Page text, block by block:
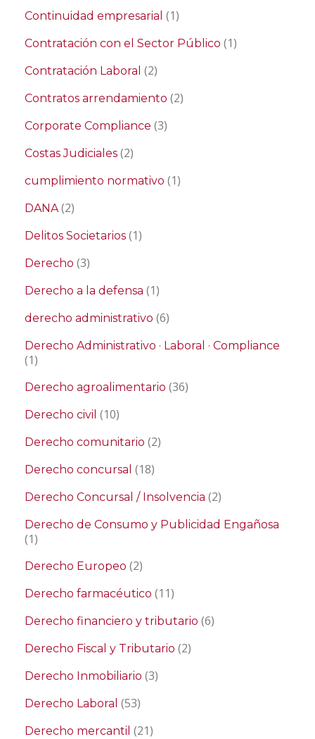
Continuidad empresarial (1)
Contratación con el Sector Público (1)
Contratación Laboral (2)
Contratos arrendamiento (2)
Corporate Compliance (3)
Costas Judiciales (2)
cumplimiento normativo (1)
DANA(2)
Delitos Societarios (1)
Derecho (3)
Derecho a la defensa (1)
derecho administrativo (6)
Derecho Administrativo · Laboral · Compliance
(1)
Derecho agroalimentario (36)
Derecho civil (10)
Derecho comunitario (2)
Derecho concursal (18)
Derecho Concursal / Insolvencia (2)
Derecho de Consumo y Publicidad Engañosa
(1)
Derecho Europeo (2)
Derecho farmacéutico (11)
Derecho financiero y tributario (6)
Derecho Fiscal y Tributario (2)
Derecho Inmobiliario (3)
Derecho Laboral (53)
Derecho mercantil (21)